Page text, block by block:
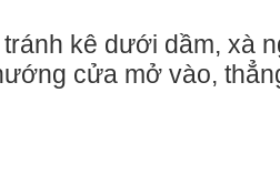
kê dưới dầm, xà
cửa mở vào,